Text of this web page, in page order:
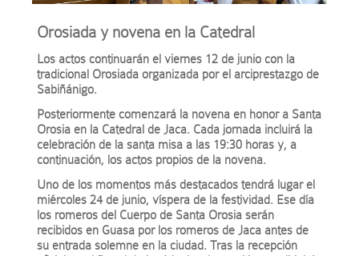
Orosiada y novena en la Catedral
Los actos continuarán el viernes 12 de junio con la
tradicional Orosiada organizada por el arciprestazgo de
Sabiñánigo.
Posteriormente comenzará la novena en honor a Santa
Orosia en la Catedral de Jaca. Cada jornada incluirá la
celebración de la santa misa a las 19:30 horas y, a
continuación, los actos propios de la novena.
Uno de los momentos más destacados tendrá lugar el
miércoles 24 de junio, víspera de la festividad. Ese día
los romeros del Cuerpo de Santa Orosia serán
recibidos en Guasa por los romeros de Jaca antes de
su entrada solemne en la ciudad. Tras la recepción